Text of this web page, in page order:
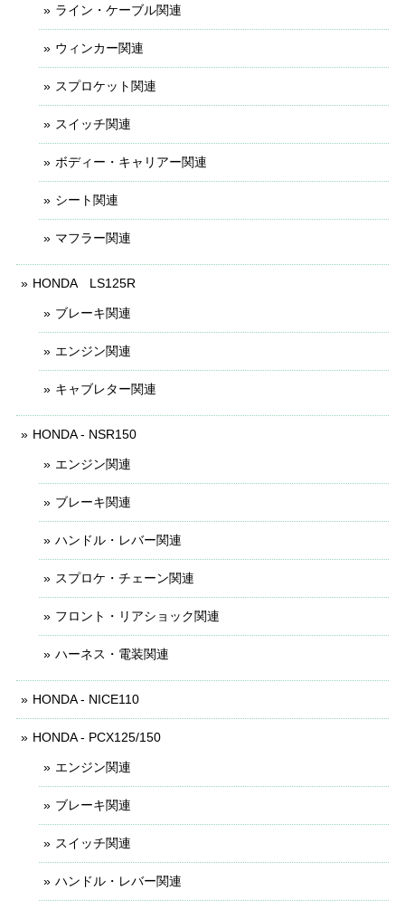
ライン・ケーブル関連
ウィンカー関連
スプロケット関連
スイッチ関連
ボディー・キャリアー関連
シート関連
マフラー関連
HONDA LS125R
ブレーキ関連
エンジン関連
キャブレター関連
HONDA - NSR150
エンジン関連
ブレーキ関連
ハンドル・レバー関連
スプロケ・チェーン関連
フロント・リアショック関連
ハーネス・電装関連
HONDA - NICE110
HONDA - PCX125/150
エンジン関連
ブレーキ関連
スイッチ関連
ハンドル・レバー関連